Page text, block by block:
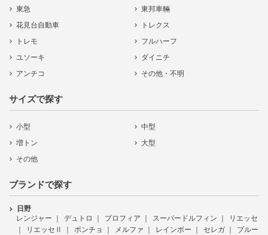
東急
東邦車輛
花見台自動車
トレクス
トレモ
フルハーフ
ユソーキ
ダイニチ
アンチコ
その他・不明
サイズで探す
小型
中型
増トン
大型
その他
ブランドで探す
日野
レンジャー
デュトロ プロフィア スーパードルフィン
リエッセ
リエッセⅡ
ポンチョ メルファ レインボー セレガ
ブルー